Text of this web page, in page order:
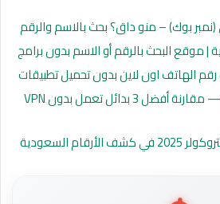
(نمبر بوك) – منو داق؟ بحث بالاسم والرقم
| موقع البحث بالرقم أو الاسم بدون برامج
الهاتف اون لاين بدون تحميل تطبيقات
بديل KSA Numbers — مقارنة أفضل 3 بدائل تعمل بدون VPN
السعودية